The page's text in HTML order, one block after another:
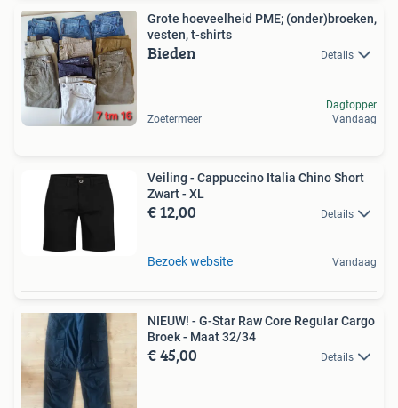
Grote hoeveelheid PME; (onder)broeken,
vesten, t-shirts
Bieden Details
Zoetermeer
Dagtopper
Vandaag
Veiling - Cappuccino Italia Chino Short
Zwart - XL
€ 12,00 Details
Bezoek website Vandaag
NIEUW! - G-Star Raw Core Regular Cargo
Broek - Maat 32/34
€ 45,00 Details